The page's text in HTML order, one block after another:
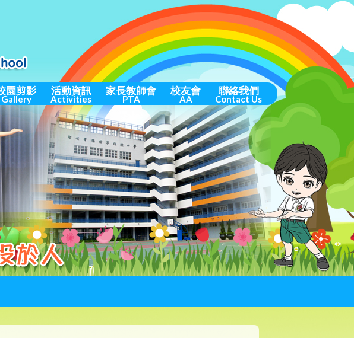
園剪影
Gallery
活動資訊
Activities
家長教師會
PTA
校友會
AA
聯絡我們
Contact Us